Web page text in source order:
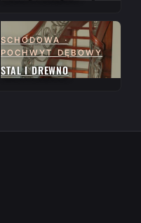
SCHODOWA ·
POCHWYT DĘBOWY
STAL I DREWNO